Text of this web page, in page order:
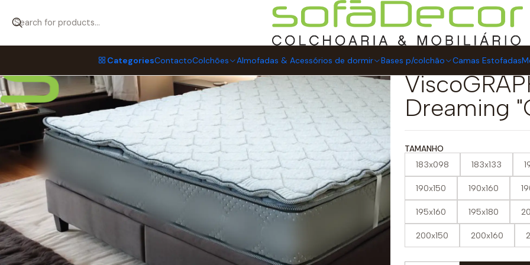
CategoriesContactoColchões Almofadas & Acessórios de dormir Bases p/colchão Camas Estofadas
Topper / Sobre-Colchão ViscoGRAPHENE 4 cm Let´s Dreaming
Topper /
Dreaming
TAMANHO
183x098 183x133
190x150 190x160
195x160 195x180
200x150 200x160